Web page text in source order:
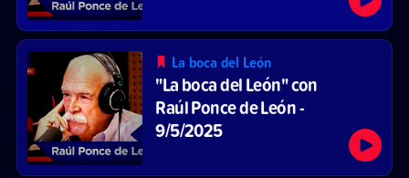
La boca del León
"La boca del León" con
Raúl Ponce de León -
9/5/2025